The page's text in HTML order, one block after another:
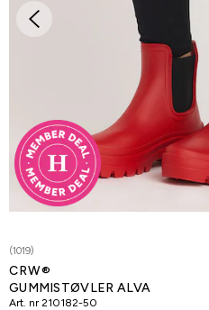
(1019)
CRW®
GUMMISTØVLER ALVA
Art. nr 210182-50